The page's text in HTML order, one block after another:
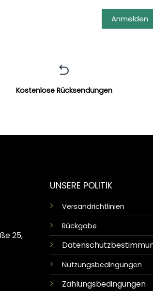
Anmelden
Kostenlose Rücksendungen
25,
UNSERE POLITIK
Versandrichtlinien
Rückgabe
Nutzungsbedingungen
Zahlungsbedingungen